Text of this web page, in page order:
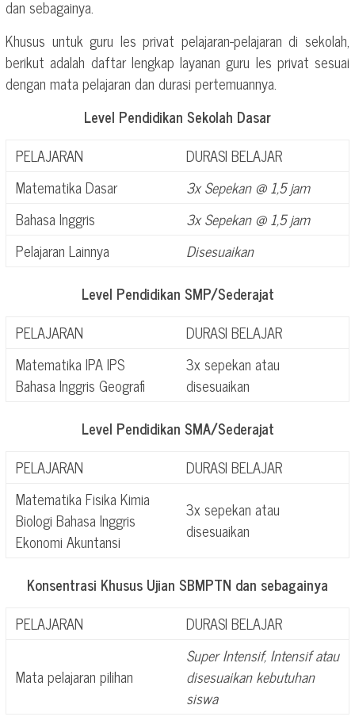
dan sebagainya.
Khusus untuk guru les privat pelajaran-pelajaran di sekolah,
berikut adalah daftar lengkap layanan guru les privat sesuai
dengan mata pelajaran dan durasi pertemuannya.
Level Pendidikan Sekolah Dasar
PELAJARAN
DURASI BELAJAR
Matematika Dasar
3x Sepekan @ 1,5 jam
Bahasa Inggris
3x Sepekan @ 1,5 jam
Pelajaran Lainnya
Disesuaikan
Level Pendidikan SMP/Sederajat
PELAJARAN
DURASI BELAJAR
Matematika IPA IPS
Bahasa Inggris Geografi
3x sepekan atau
disesuaikan
Level Pendidikan SMA/Sederajat
PELAJARAN
DURASI BELAJAR
Matematika Fisika Kimia
Biologi Bahasa Inggris
Ekonomi Akuntansi
3x sepekan atau
disesuaikan
Konsentrasi Khusus Ujian SBMPTN dan sebagainya
PELAJARAN
DURASI BELAJAR
Mata pelajaran pilihan
Super Intensif, Intensif atau
disesuaikan kebutuhan
siswa